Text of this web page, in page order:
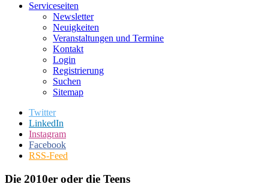
Serviceseiten
Newsletter
Neuigkeiten
Veranstaltungen und Termine
Kontakt
Login
Registrierung
Suchen
Sitemap
Twitter
LinkedIn
Instagram
Facebook
RSS-Feed
Die 2010er oder die Teens